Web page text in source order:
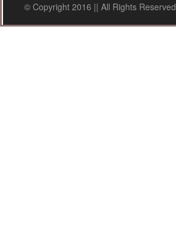
© Copyright 2016 || All Rights Reserved